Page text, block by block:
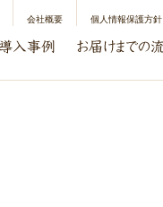
会社概要 個人情報保護方針